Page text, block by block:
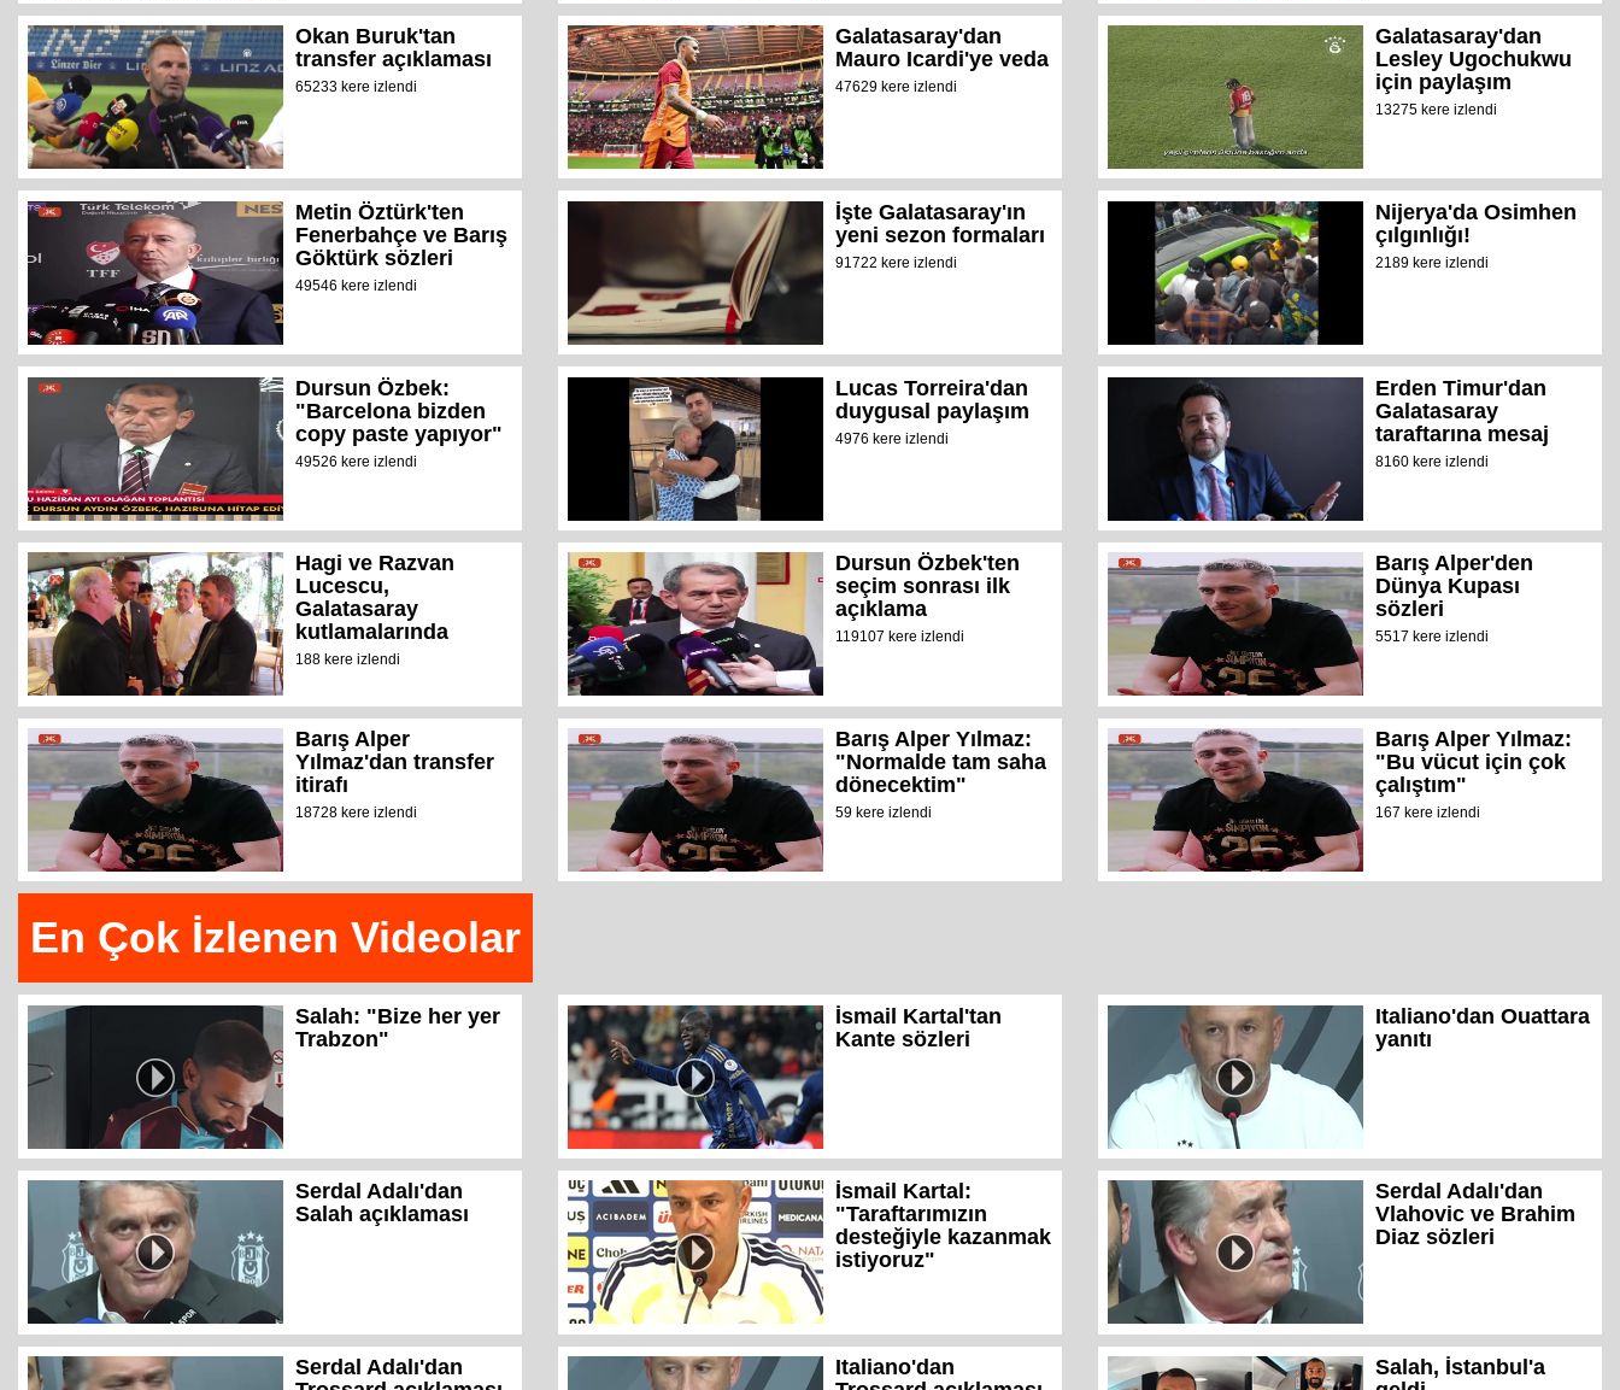
Okan Buruk'tan
transfer açıklaması
65233 kere izlendi
Galatasaray'dan
Mauro Icardi'ye veda
47629 kere izlendi
Galatasaray'dan
Lesley Ugochukwu
için paylaşım
13275 kere izlendi
Metin Öztürk'ten
Fenerbahçe ve Barış
Göktürk sözleri
49546 kere izlendi
İşte Galatasaray'ın
yeni sezon formaları
91722 kere izlendi
Nijerya'da Osimhen
çılgınlığı!
2189 kere izlendi
Dursun Özbek:
"Barcelona bizden
copy paste yapıyor"
49526 kere izlendi
Lucas Torreira'dan
duygusal paylaşım
4976 kere izlendi
Erden Timur'dan
Galatasaray
taraftarına mesaj
8160 kere izlendi
Hagi ve Razvan
Lucescu,
Galatasaray
kutlamalarında
188 kere izlendi
Dursun Özbek'ten
seçim sonrası ilk
açıklama
119107 kere izlendi
Barış Alper'den
Dünya Kupası
sözleri
5517 kere izlendi
Barış Alper
Yılmaz'dan transfer
itirafı
18728 kere izlendi
Barış Alper Yılmaz:
"Normalde tam saha
dönecektim"
59 kere izlendi
Barış Alper Yılmaz:
"Bu vücut için çok
çalıştım"
167 kere izlendi
En Çok İzlenen Videolar
Salah: "Bize her yer
Trabzon"
İsmail Kartal'tan
Kante sözleri
Italiano'dan Ouattara
yanıtı
Serdal Adalı'dan
Salah açıklaması
İsmail Kartal:
"Taraftarımızın
desteğiyle kazanmak
istiyoruz"
Serdal Adalı'dan
Vlahovic ve Brahim
Diaz sözleri
Serdal Adalı'dan
Italiano'dan
Salah, İstanbul'a